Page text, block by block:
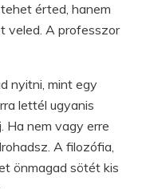
érted, hanem
veled. A professzor
nyitni, mint egy
lettél ugyanis
Ha nem vagy erre
A filozófia,
önmagad sötét kis